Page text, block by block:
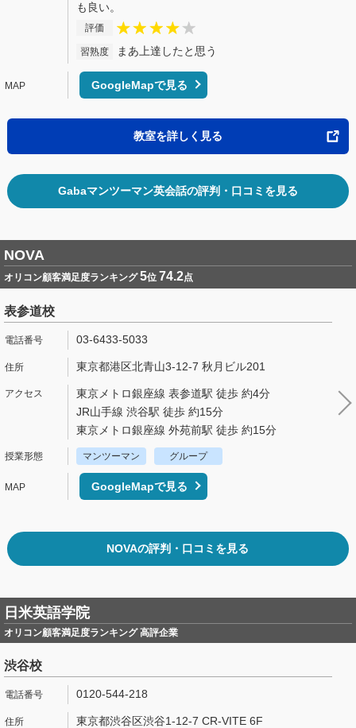
も良い。
評価
習熟度 まあ上達したと思う
GoogleMapで見る
教室を詳しく見る
Gabaマンツーマン英会話の評判・口コミを見る
NOVA
オリコン顧客満足度ランキング5位 74.2点
表参道校
03-6433-5033
東京都港区北青山3-12-7 秋月ビル201
東京メトロ銀座線 表参道駅 徒歩 約4分
JR山手線 渋谷駅 徒歩 約15分
東京メトロ銀座線 外苑前駅 徒歩 約15分
マンツーマン グループ
GoogleMapで見る
NOVAの評判・口コミを見る
日米英語学院
オリコン顧客満足度ランキング 高評企業
渋谷校
0120-544-218
東京都渋谷区渋谷1-12-7 CR-VITE 6F